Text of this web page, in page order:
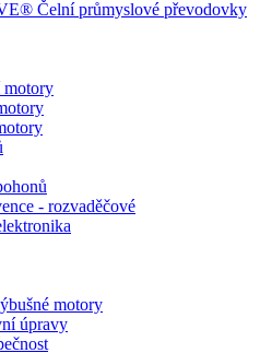
Čelní průmyslové převodovky
motory
- rozvaděčové
motory
úpravy